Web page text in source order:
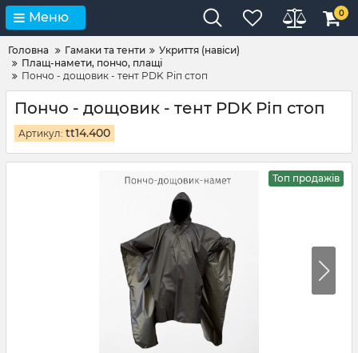
Меню 0
Головна Гамаки та тенти
Укриття (навіси)
Плащ-намети, пончо, плащі
Пончо - дощовик - тент PDK Ріп стоп
Пончо - дощовик - тент PDK Ріп стоп
Артикул: tt14.400
Топ продажів